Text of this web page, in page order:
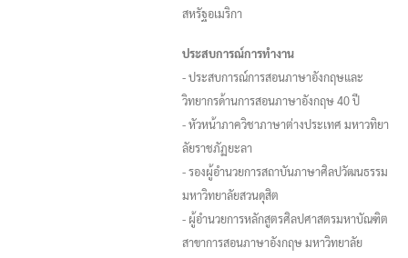
สหรัฐอเมริกา
ประสบการณ์การทำงาน
- ประสบการณ์การสอนภาษาอังกฤษและ
วิทยากรด้านการสอนภาษาอังกฤษ 40 ปี
- หัวหน้าภาควิชาภาษาต่างประเทศ มหาวทิยา
ลัยราชภัฏยะลา
- รองผู้อำนวยการสถาบันภาษาศิลปวัฒนธรรม
มหาวิทยาลัยสวนดุสิต
- ผู้อำนวยการหลักสูตรศิลปศาสตรมหาบัณฑิต
สาขาการสอนภาษาอังกฤษ มหาวิทยาลัย